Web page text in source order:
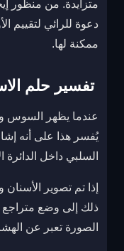
متزايدة. من منظور
دعوة للرائي لتقييم
ممكنة لها.
تفسير حلم
عندما يظهر السوس
يُفسر هذا على أنه
السلبي داخل الدائرة
إذا تم تصوير
ذلك إلى وضع متراجع
الصورة تعبر عن